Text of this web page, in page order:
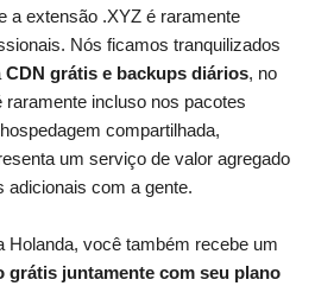
a extensão .XYZ é raramente
Nós ficamos tranquilizados
CDN grátis e backups diários, no
raramente incluso nos pacotes
compartilhada,
um serviço de valor agregado
adicionais com a gente.
Holanda, você também recebe um
grátis juntamente com seu plano